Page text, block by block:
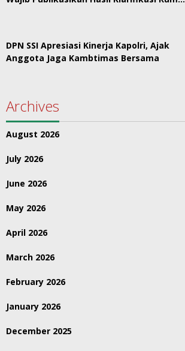
DPN SSI Apresiasi Kinerja Kapolri, Ajak
Anggota Jaga Kambtimas Bersama
Archives
August 2026
July 2026
June 2026
May 2026
April 2026
March 2026
February 2026
January 2026
December 2025